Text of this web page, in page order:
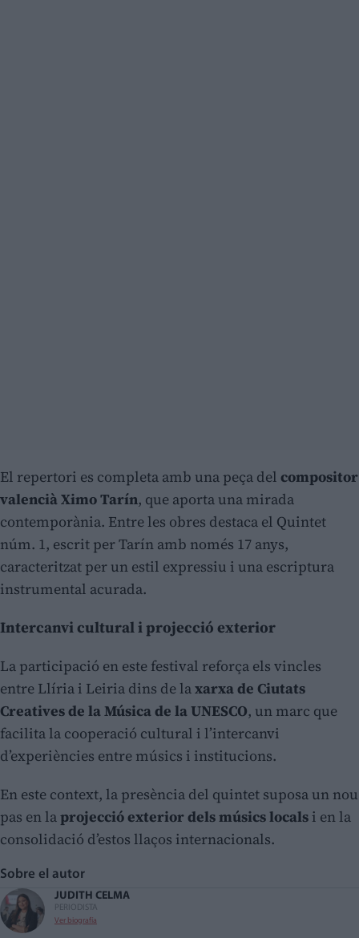
El repertori es completa amb una peça del compositor
valencià Ximo Tarín, que aporta una mirada
contemporània. Entre les obres destaca el Quintet
núm. 1, escrit per Tarín amb només 17 anys,
caracteritzat per un estil expressiu i una escriptura
instrumental acurada.
Intercanvi cultural i projecció exterior
La participació en este festival reforça els vincles
entre Llíria i Leiria dins de laxarxa de Ciutats
Creatives de la Música de la UNESCO, un marc que
facilita la cooperació cultural i l’intercanvi
d’experiències entre músics i institucions.
En este context, la presència del quintet suposa un nou
pas en laprojecció exterior dels músics locals i en la
consolidació d’estos llaços internacionals.
Sobre el autor
JUDITH CELMA
PERIODISTA
Ver biografía